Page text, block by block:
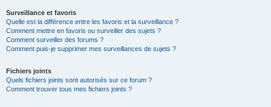
Surveillance et favoris
Quelle est la différence entre les favoris et la surveillance ?
Comment mettre en favoris ou surveiller des sujets ?
Comment surveiller des forums ?
Comment puis-je supprimer mes surveillances de sujets ?
Fichiers joints
Quels fichiers joints sont autorisés sur ce forum ?
Comment trouver tous mes fichiers joints ?